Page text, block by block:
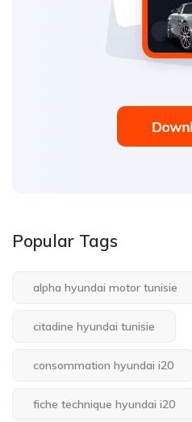
Popular Tags
alpha hyundai motor tunisie
citadine hyundai tunisie
consommation hyundai i20
fiche technique hyundai i20